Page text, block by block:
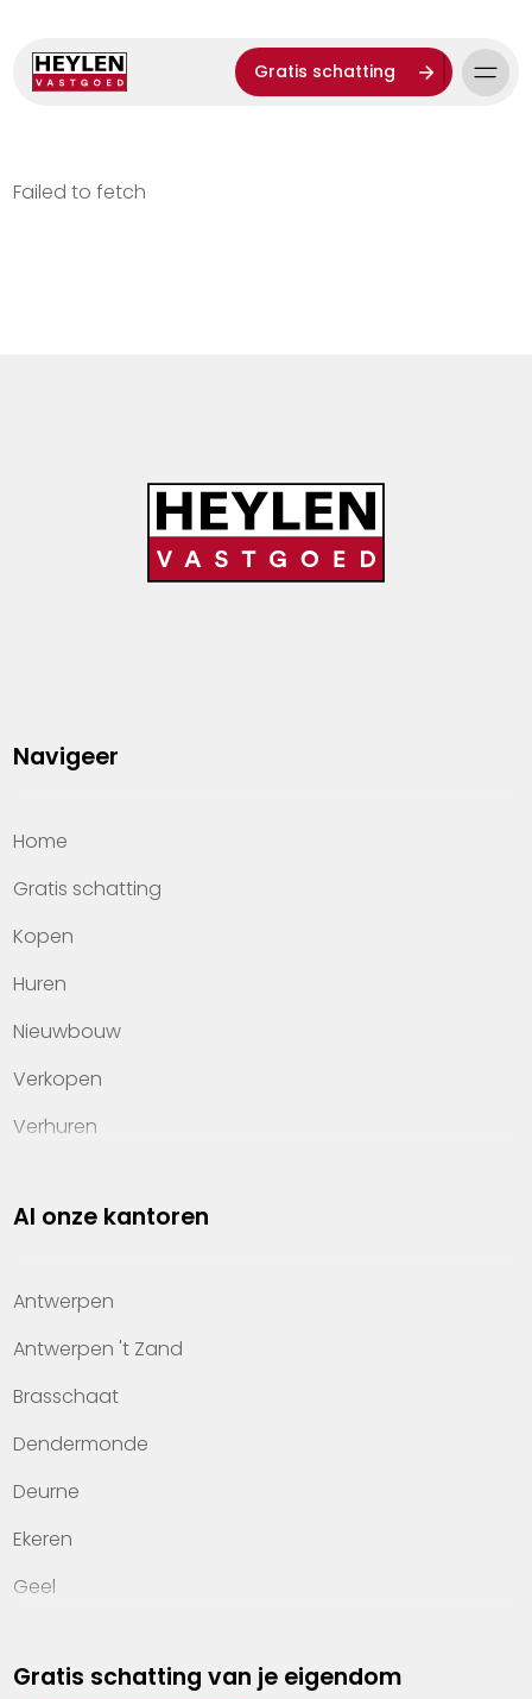
Gratis schatting
Failed to fetch
Navigeer
Home
Gratis schatting
Kopen
Huren
Nieuwbouw
Verkopen
Verhuren
Property management
Kennis van wonen
Kantoren
Veelgestelde vragen
Werken bij Heylen Vastgoed
Contact
Al onze kantoren
Antwerpen
Antwerpen 't Zand
Brasschaat
Dendermonde
Deurne
Ekeren
Geel
Hasselt
Gratis schatting van je eigendom